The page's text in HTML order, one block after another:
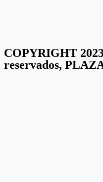
COPYRIGHT
reservados,